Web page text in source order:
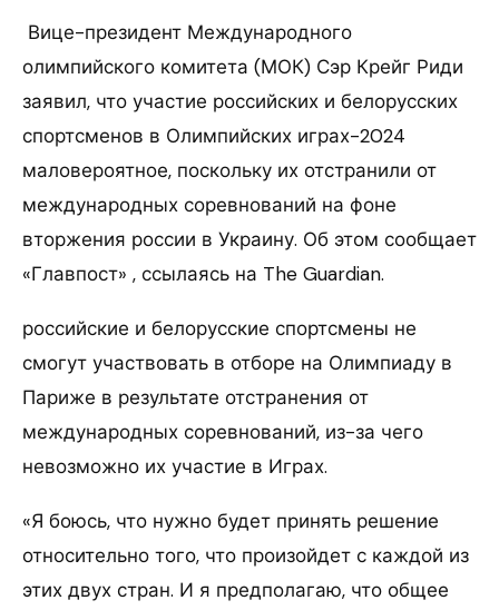
Вице-президент Международного
олимпийского комитета (МОК) Сэр Крейг Риди
заявил, что участие российских и белорусских
спортсменов в Олимпийских играх-2024
маловероятное, поскольку их отстранили от
международных соревнований на фоне
вторжения россии в Украину. Об этом сообщает
«Главпост» , ссылаясь на The Guardian.
российские и белорусские спортсмены не
смогут участвовать в отборе на Олимпиаду в
Париже в результате отстранения от
международных соревнований, из-за чего
невозможно их участие в Играх.
«Я боюсь, что нужно будет принять решение
относительно того, что произойдет с каждой из
этих двух стран. И я предполагаю, что общее